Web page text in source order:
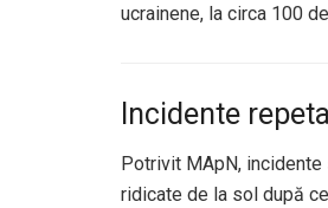
ucrainene, la circa 100
Incidente
Potrivit MApN,
ridicate de la sol după